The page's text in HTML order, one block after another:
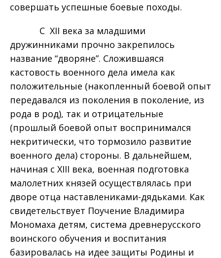
совершать успешные боевые походы.
С XII века за младшими
дружинниками прочно закрепилось
название “дворяне”. Сложившаяся
кастовость военного дела имела как
положительные (накопленный боевой опыт
передавался из поколения в поколение, из
рода в род), так и отрицательные
(прошлый боевой опыт воспринимался
некритически, что тормозило развитие
военного дела) стороны. В дальнейшем,
начиная с XIII века, военная подготовка
малолетних князей осуществлялась при
дворе отца наставлениками-дядьками. Как
свидетельствует Поучение Владимира
Мономаха детям, система древнерусского
воинского обучения и воспитания
базировалась на идее защиты Родины и